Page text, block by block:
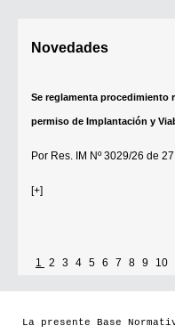
Novedades
Se reglamenta procedimiento
permiso de Implantación y
Por Res. IM Nº 3029/26 de 27
[+]
Se establece que estarán
1 2 3 4 5 6 7 8 9 10
La presente Base